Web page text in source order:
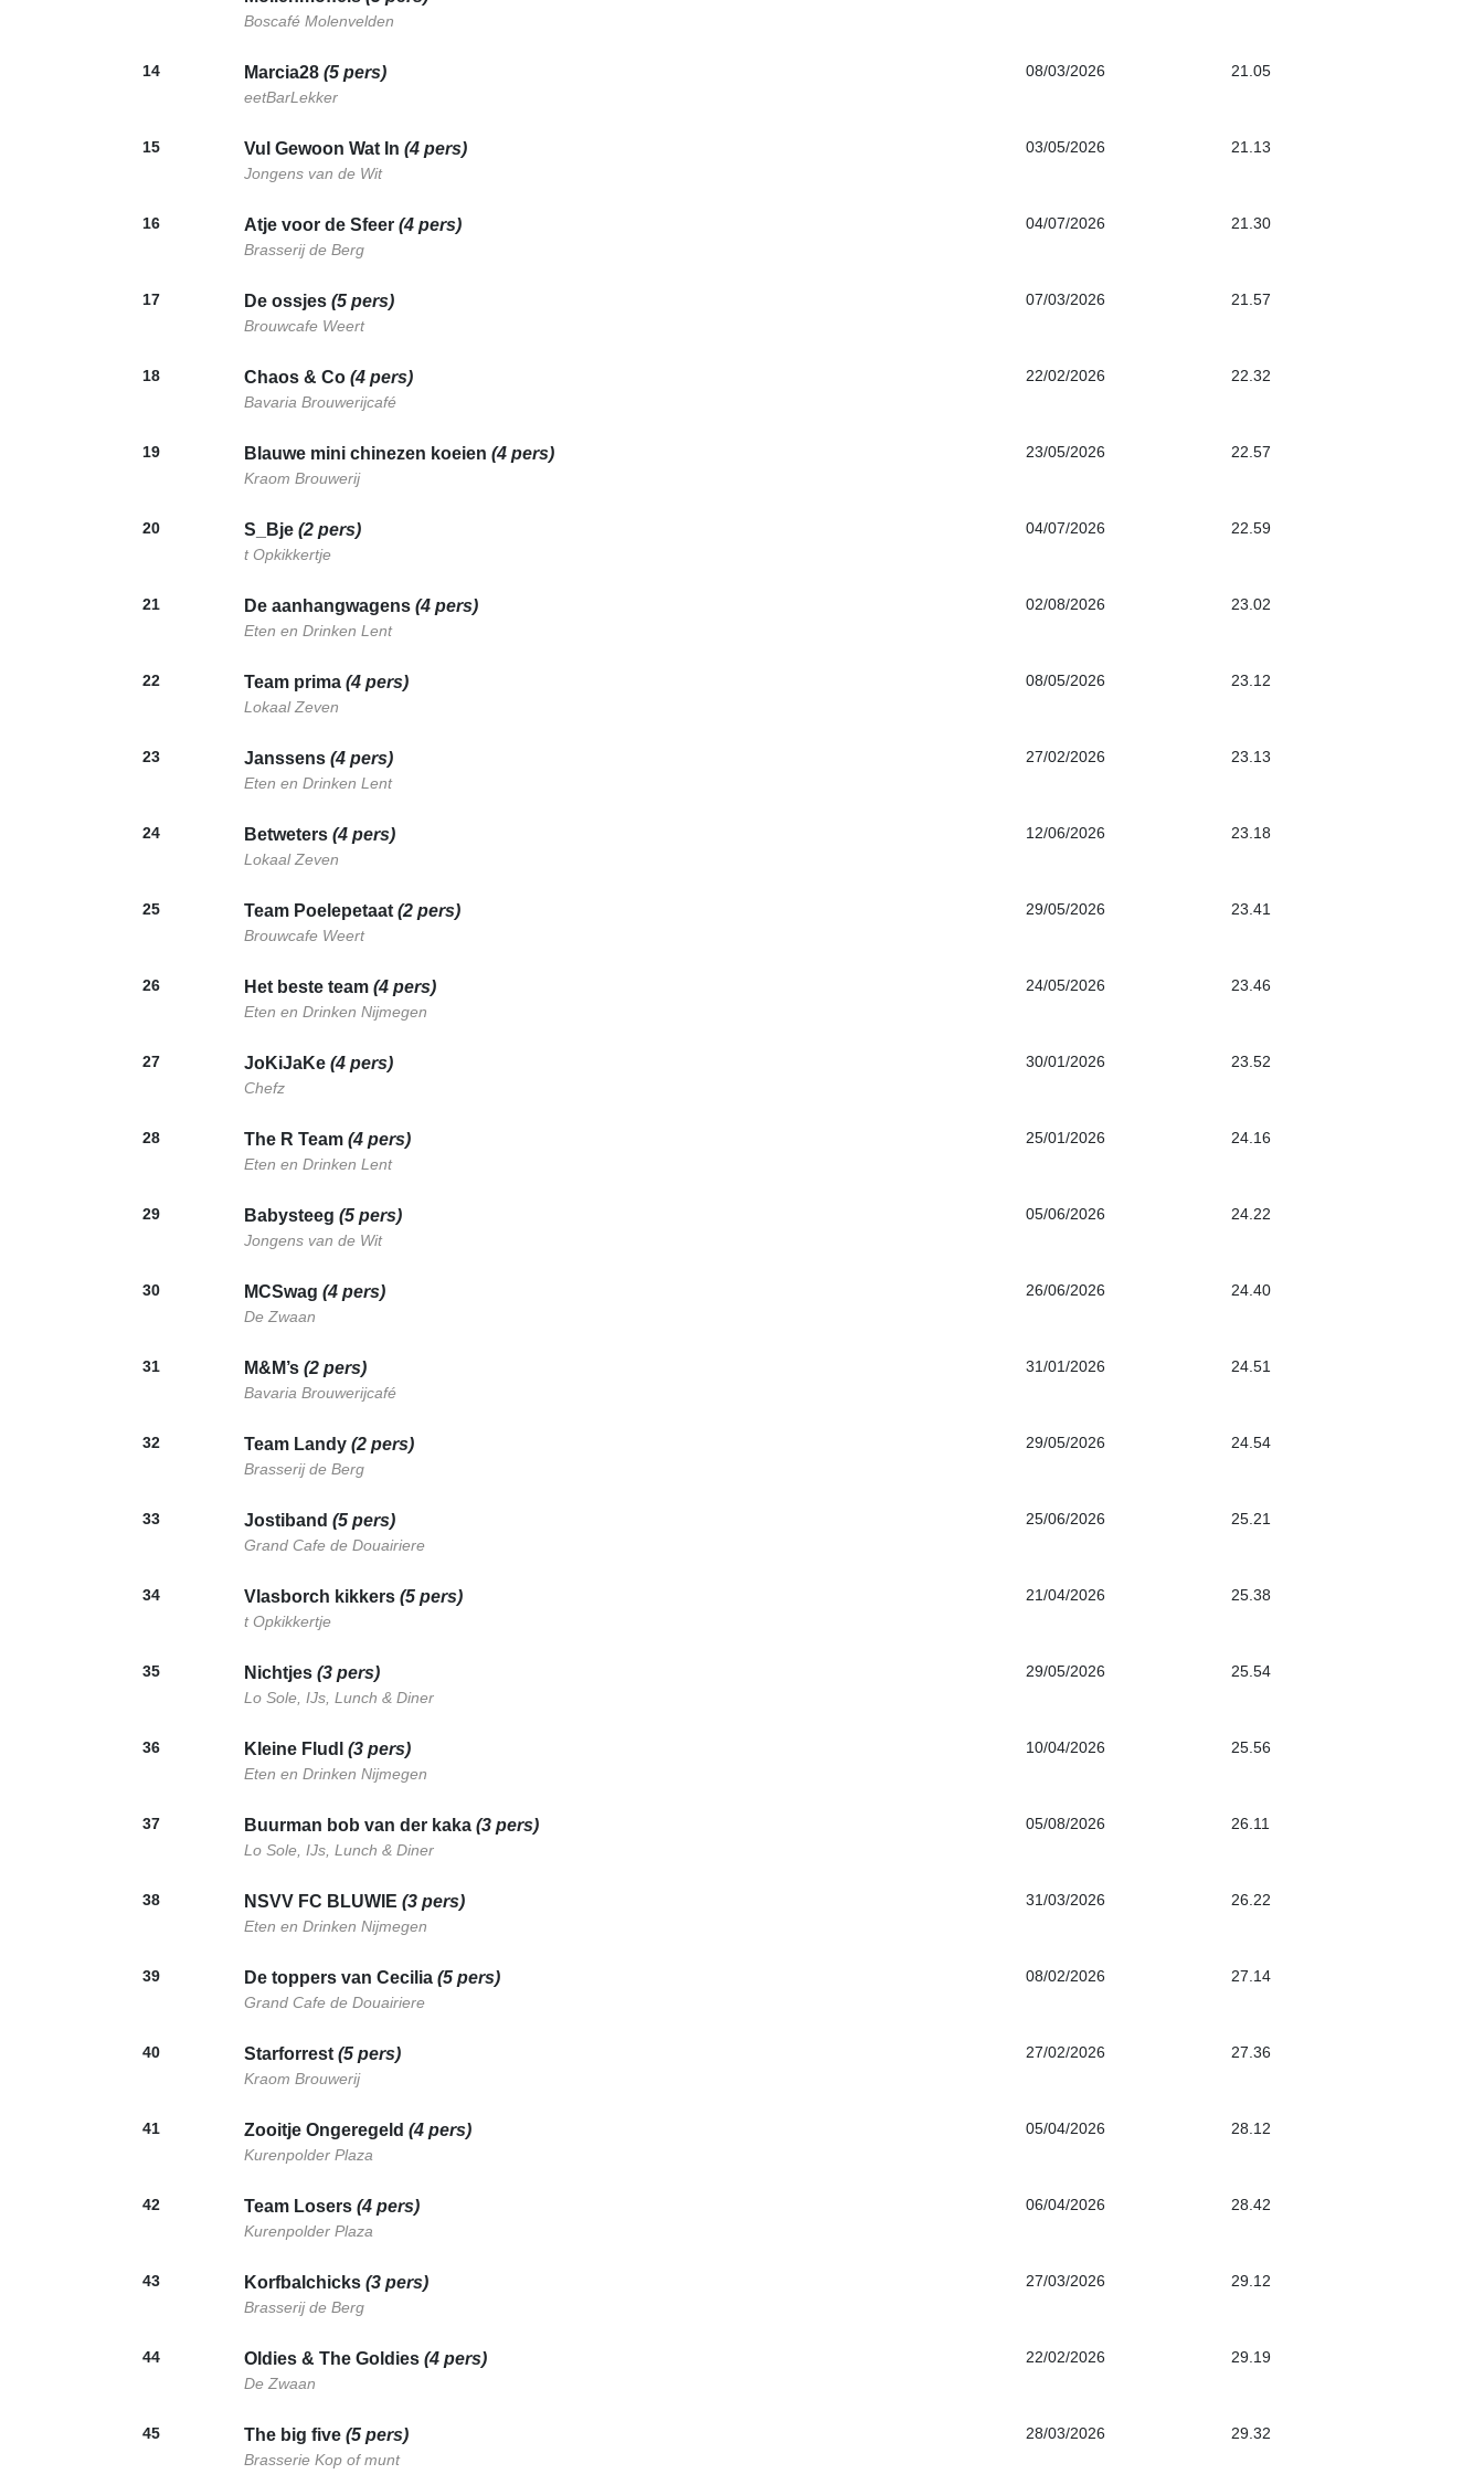
Boscafé Molenvelden
14 Marcia28 (5 pers)
eetBarLekker
08/03/2026 21.05
15 Vul Gewoon Wat In (4 pers)
Jongens van de Wit
03/05/2026 21.13
16 Atje voor de Sfeer (4 pers)
Brasserij de Berg
04/07/2026 21.30
17 De ossjes (5 pers)
Brouwcafe Weert
07/03/2026 21.57
18 Chaos & Co (4 pers)
Bavaria Brouwerijcafé
22/02/2026 22.32
19 Blauwe mini chinezen koeien (4 pers)
Kraom Brouwerij
23/05/2026 22.57
20 S_Bje (2 pers)
t Opkikkertje
04/07/2026 22.59
21 De aanhangwagens (4 pers)
Eten en Drinken Lent
02/08/2026 23.02
22 Team prima (4 pers)
Lokaal Zeven
08/05/2026 23.12
23 Janssens (4 pers)
Eten en Drinken Lent
27/02/2026 23.13
24 Betweters (4 pers)
Lokaal Zeven
12/06/2026 23.18
25 Team Poelepetaat (2 pers)
Brouwcafe Weert
29/05/2026 23.41
26 Het beste team (4 pers)
Eten en Drinken Nijmegen
24/05/2026 23.46
27 JoKiJaKe (4 pers)
Chefz
30/01/2026 23.52
28 The R Team (4 pers)
Eten en Drinken Lent
25/01/2026 24.16
29 Babysteeg (5 pers)
Jongens van de Wit
05/06/2026 24.22
30 MCSwag (4 pers)
De Zwaan
26/06/2026 24.40
31 M&M’s (2 pers)
Bavaria Brouwerijcafé
31/01/2026 24.51
32 Team Landy (2 pers)
Brasserij de Berg
29/05/2026 24.54
33 Jostiband (5 pers)
Grand Cafe de Douairiere
25/06/2026 25.21
34 Vlasborch kikkers (5 pers)
t Opkikkertje
21/04/2026 25.38
35 Nichtjes (3 pers)
Lo Sole, IJs, Lunch & Diner
29/05/2026 25.54
36 Kleine Fludl (3 pers)
Eten en Drinken Nijmegen
10/04/2026 25.56
37 Buurman bob van der kaka (3 pers)
Lo Sole, IJs, Lunch & Diner
05/08/2026 26.11
38 NSVV FC BLUWIE (3 pers)
Eten en Drinken Nijmegen
31/03/2026 26.22
39 De toppers van Cecilia (5 pers)
Grand Cafe de Douairiere
08/02/2026 27.14
40 Starforrest (5 pers)
Kraom Brouwerij
27/02/2026 27.36
41 Zooitje Ongeregeld (4 pers)
Kurenpolder Plaza
05/04/2026 28.12
42 Team Losers (4 pers)
Kurenpolder Plaza
06/04/2026 28.42
43 Korfbalchicks (3 pers)
Brasserij de Berg
27/03/2026 29.12
44 Oldies & The Goldies (4 pers)
De Zwaan
22/02/2026 29.19
45 The big five (5 pers)
Brasserie Kop of munt
28/03/2026 29.32